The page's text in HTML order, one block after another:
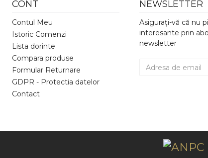
CONT
Contul Meu
Istoric Comenzi
Lista dorinte
Compara produse
Formular Returnare
GDPR - Protectia datelor
Contact
NEWSLETTER
Asigurați-vă că nu
interesante prin
newsletter